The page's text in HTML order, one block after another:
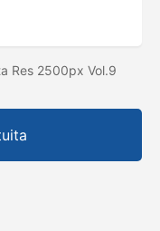
Res 2500px Vol.9